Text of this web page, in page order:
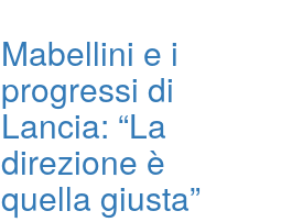
Mabellini e i
progressi di
Lancia: “La
direzione è
quella giusta”